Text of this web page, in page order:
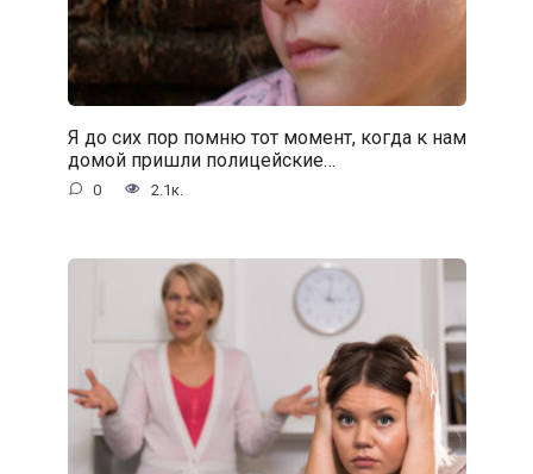
Я до сих пор помню тот момент, когда к нам
домой пришли полицейские…
0 2.1к.